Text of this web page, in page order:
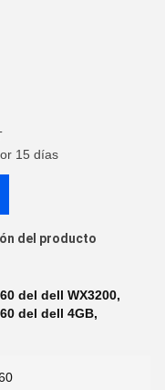
15 días
del producto
del dell WX3200,
del dell 4GB,